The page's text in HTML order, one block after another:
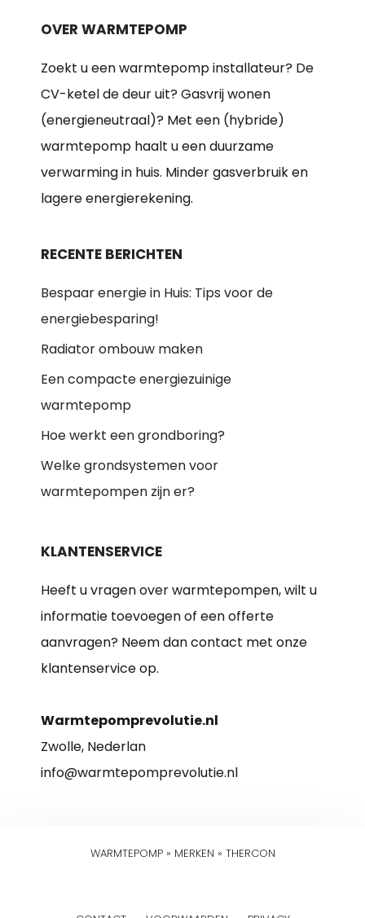
OVER WARMTEPOMP
Zoekt u een warmtepomp installateur? De
CV-ketel de deur uit? Gasvrij wonen
(energieneutraal)? Met een (hybride)
warmtepomp haalt u een duurzame
verwarming in huis. Minder gasverbruik en
lagere energierekening.
RECENTE BERICHTEN
Bespaar energie in Huis: Tips voor de
energiebesparing!
Radiator ombouw maken
Een compacte energiezuinige
warmtepomp
Hoe werkt een grondboring?
Welke grondsystemen voor
warmtepompen zijn er?
KLANTENSERVICE
Heeft u vragen over warmtepompen, wilt u
informatie toevoegen of een offerte
aanvragen? Neem dan contact met onze
klantenservice op.
Warmtepomprevolutie.nl
Zwolle, Nederlan
info@warmtepomprevolutie.nl
WARMTEPOMP» MERKEN » THERCON